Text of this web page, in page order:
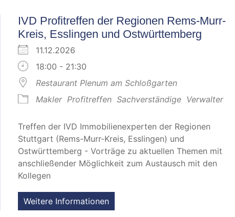
IVD Profitreffen der Regionen Rems-Murr-
Kreis, Esslingen und Ostwürttemberg
11.12.2026
18:00 - 21:30
Restaurant Plenum am Schloßgarten
Makler Profitreffen Sachverständige Verwalter
Treffen der IVD Immobilienexperten der Regionen
Stuttgart (Rems-Murr-Kreis, Esslingen) und
Ostwürttemberg - Vorträge zu aktuellen Themen mit
anschließender Möglichkeit zum Austausch mit den
Kollegen
Weitere Informationen